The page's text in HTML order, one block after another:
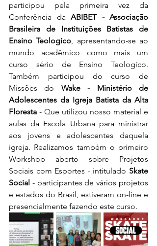
participou pela primeira vez da
Conferência da ABIBET - Associação
Brasileira de Instituições Batistas de
Ensino Teologico, apresentando-se ao
mundo acadêmico como mais um
curso sério de Ensino Teologico.
Também participou do curso de
Missões do Wake - Ministério de
Adolescentes da Igreja Batista da Alta
Floresta - Que utilizou nosso material e
aulas da Escola Urbana para ministrar
aos jovens e adolescentes daquela
igreja. Realizamos também o primeiro
Workshop aberto sobre Projetos
Sociais com Esportes - intitulado Skate
Social - participantes de vários projetos
e estados do Brasil, estiveram on-line e
presencialmente fazendo este curso.